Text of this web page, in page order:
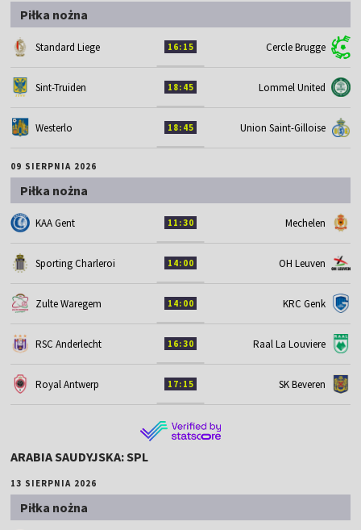
Piłka nożna
Standard Liege 16:15 Cercle Brugge
Sint-Truiden 18:45 Lommel United
Westerlo 18:45 Union Saint-Gilloise
09 SIERPNIA 2026
Piłka nożna
KAA Gent 11:30 Mechelen
Sporting Charleroi 14:00 OH Leuven
Zulte Waregem 14:00 KRC Genk
RSC Anderlecht 16:30 Raal La Louviere
Royal Antwerp 17:15 SK Beveren
ARABIA SAUDYJSKA: SPL
13 SIERPNIA 2026
Piłka nożna